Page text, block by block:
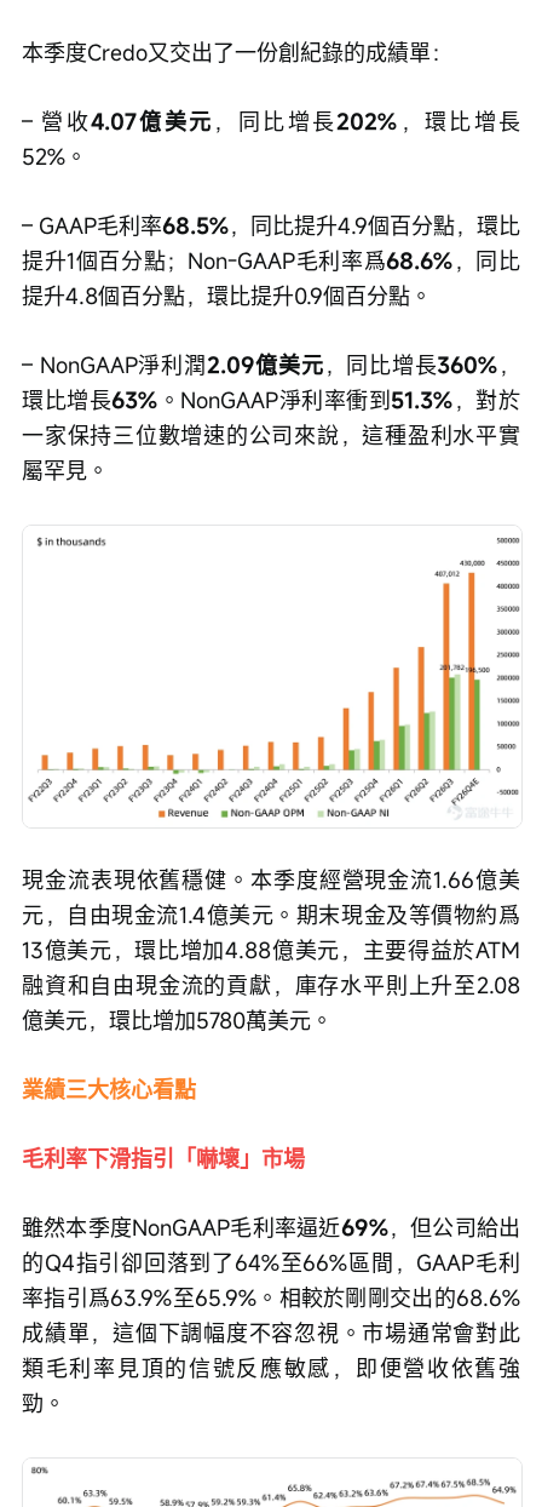
本季度Credo又交出了一份創紀錄的成績單：
– 營收4.07億美元 ，同比增長202% ，環比增長
52%。
– GAAP毛利率68.5%，同比提升4.9個百分點，環比
提升1個百分點；Non-GAAP毛利率爲68.6%，同比
提升4.8個百分點，環比提升0.9個百分點。
– NonGAAP淨利潤2.09億美元，同比增長360%，
環比增長63% 。NonGAAP淨利率衝到51.3%，對於
一家保持三位數增速的公司來說，這種盈利水平實
屬罕見。
現金流表現依舊穩健。本季度經營現金流1.66億美
元，自由現金流1.4億美元。期末現金及等價物約爲
13億美元，環比增加4.88億美元，主要得益於ATM
融資和自由現金流的貢獻，庫存水平則上升至2.08
億美元，環比增加5780萬美元。
業績三大核心看點
毛利率下滑指引「嚇壞」市場
雖然本季度NonGAAP毛利率逼近69%，但公司給出
的Q4指引卻回落到了64%至66%區間，GAAP毛利
率指引爲63.9%至65.9%。相較於剛剛交出的68.6%
成績單，這個下調幅度不容忽視。市場通常會對此
類毛利率見頂的信號反應敏感，即便營收依舊強
勁。